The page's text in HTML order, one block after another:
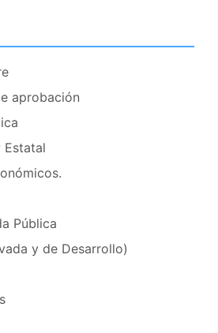
aprobación
Estatal
Pública
y de Desarrollo)